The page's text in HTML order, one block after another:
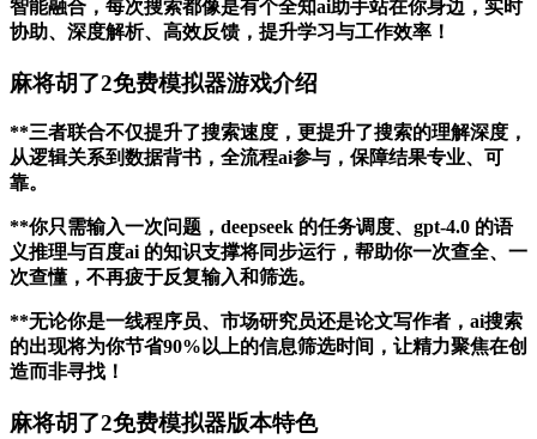
智能融合，每次搜索都像是有个全知ai助手站在你身边，实时
协助、深度解析、高效反馈，提升学习与工作效率！
麻将胡了2免费模拟器游戏介绍
**三者联合不仅提升了搜索速度，更提升了搜索的理解深度，
从逻辑关系到数据背书，全流程ai参与，保障结果专业、可
靠。
**你只需输入一次问题，deepseek 的任务调度、gpt-4.0 的语
义推理与百度ai 的知识支撑将同步运行，帮助你一次查全、一
次查懂，不再疲于反复输入和筛选。
**无论你是一线程序员、市场研究员还是论文写作者，ai搜索
的出现将为你节省90%以上的信息筛选时间，让精力聚焦在创
造而非寻找！
麻将胡了2免费模拟器版本特色